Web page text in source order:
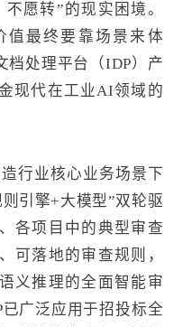
愿转”的现实困境。
值最终要靠场景来体
档处理平台（IDP）产
现代在工业AI领域的
行业核心业务场景下
引擎+大模型”双轮驱
各项目中的典型审查
可落地的审查规则，
义推理的全面智能审
广泛应用于招投标全